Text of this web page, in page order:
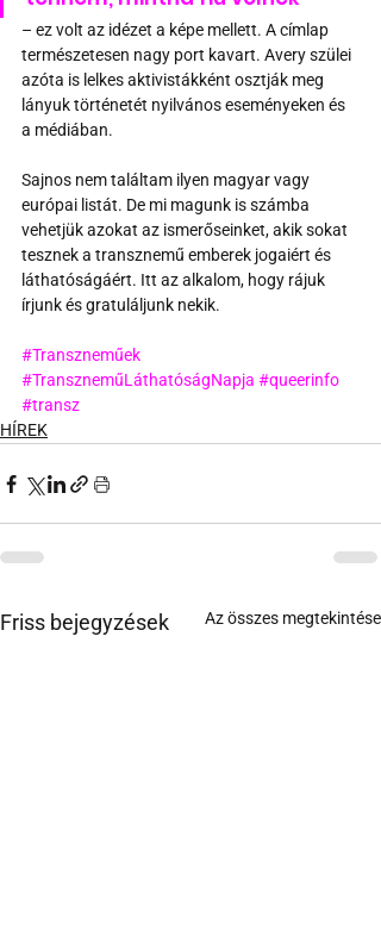
– ez volt az idézet a képe mellett. A címlap
természetesen nagy port kavart. Avery szülei
azóta is lelkes aktivistákként osztják meg
lányuk történetét nyilvános eseményeken és
a médiában.
Sajnos nem találtam ilyen magyar vagy
európai listát. De mi magunk is számba
vehetjük azokat az ismerőseinket, akik sokat
tesznek a transznemű emberek jogaiért és
láthatóságáért. Itt az alkalom, hogy rájuk
írjunk és gratuláljunk nekik.
#Transzneműek
#TranszneműLáthatóságNapja #queerinfo
#transz
HÍREK
Friss bejegyzések Az összes megtekintése